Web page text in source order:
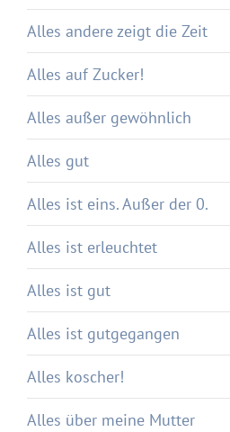
Alles andere zeigt die Zeit
Alles auf Zucker!
Alles außer gewöhnlich
Alles gut
Alles ist eins. Außer der 0.
Alles ist erleuchtet
Alles ist gut
Alles ist gutgegangen
Alles koscher!
Alles über meine Mutter